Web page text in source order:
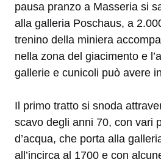
pausa pranzo a Masseria si
alla galleria Poschaus, a
trenino della miniera
nella zona del giacimento e
gallerie e cunicoli può avere
Il primo tratto si snoda
scavo degli anni 70, con vari
d’acqua, che porta alla
all’incirca al 1700 e con